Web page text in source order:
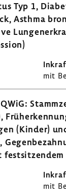
Typ 1,
Asthma
mit
(Kinder)
fest­sit­zendem
mit